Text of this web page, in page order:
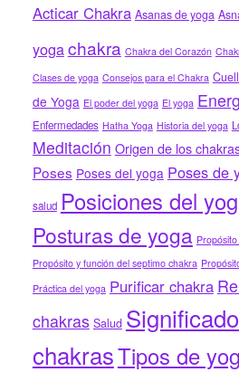
Acticar Chakra Asanas de yoga
yogachakra Chakra del Corazón
Clases de yoga Consejos para el Chakra
de Yoga El poder del yoga El yoga
Enfermedades Hatha Yoga Historia del yoga
Meditación Origen de los
Poses Poses del yoga Poses de
salud Posiciones del
Posturas de yoga
Propósito y función del septimo chakra
Práctica del yoga Purificar chakra
chakras Salud
chakrasTipos de